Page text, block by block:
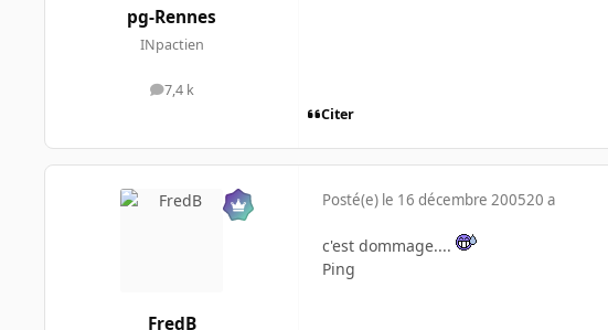
pg-Rennes
INpactien
7,4 k
messages
Citer
FredB
Posté(e) le 16 décembre 200520 a
c'est dommage....
Ping